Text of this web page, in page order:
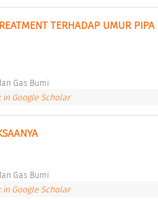
TERHADAP UMUR PIPA
Gas Bumi
in Google Scholar
Gas Bumi
in Google Scholar